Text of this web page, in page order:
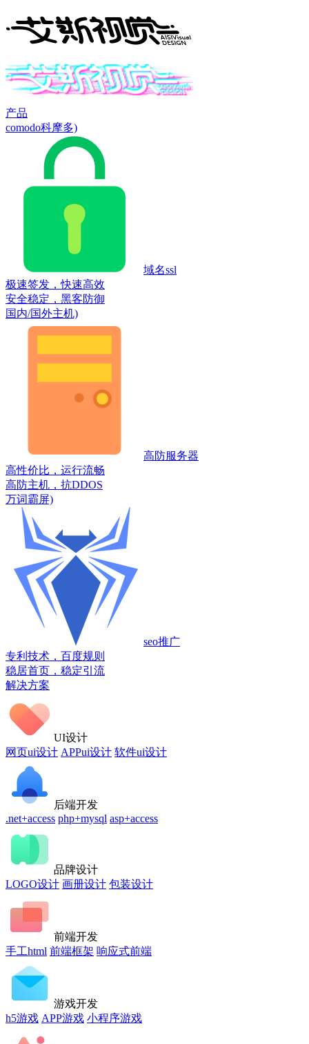
产品
comodo科摩多)
域名ssl
极速签发，快速高效
安全稳定，黑客防御
国内/国外主机)
高防服务器
高性价比，运行流畅
高防主机，抗DDOS
万词霸屏)
seo推广
专利技术，百度规则
稳居首页，稳定引流
解决方案
UI设计
网页ui设计 APPui设计 软件ui设计
后端开发
.net+access php+mysql asp+access
品牌设计
LOGO设计 画册设计 包装设计
前端开发
手工html 前端框架 响应式前端
游戏开发
h5游戏 APP游戏 小程序游戏